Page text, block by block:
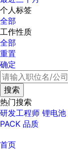
个人标签
全部
工作性质
全部
重置
确定
热门搜索
研发工程师 锂电池
PACK 品质
首页